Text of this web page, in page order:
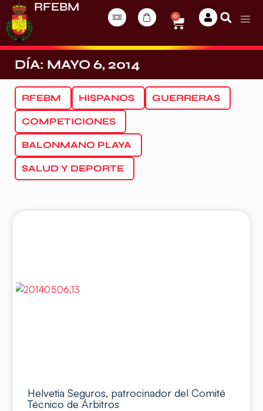
RFEBM
0
DÍA: MAYO 6, 2014
RFEBM HISPANOS GUERRERAS
COMPETICIONES
BALONMANO PLAYA
SALUD Y DEPORTE
Helvetia Seguros, patrocinador del Comité
Técnico de Árbitros